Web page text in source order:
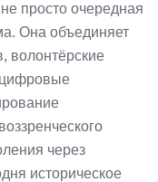
просто очередная
Она объединяет
волонтёрские
цифровые
через
историческое